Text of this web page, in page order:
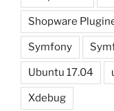
Shopware
Symfony
Ubuntu 17.04
Xdebug